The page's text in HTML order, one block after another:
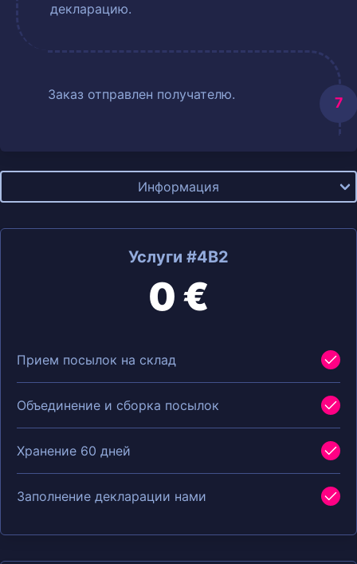
декларацию.
Заказ отправлен получателю.
Информация
Услуги #4B2
0 €
Прием посылок на склад
Объединение и сборка посылок
Хранение 60 дней
Заполнение декларации нами